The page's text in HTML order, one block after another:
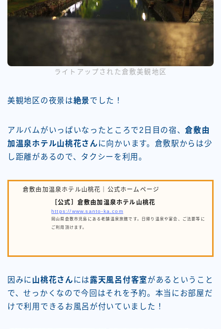
ライトアップされた倉敷美観地区
美観地区の夜景は絶景でした！
アルバムがいっぱいなったところで2日目の宿、倉敷由
加温泉ホテル山桃花さん に向かいます。倉敷駅からは少
し距離があるので、タクシーを利用。
倉敷由加温泉ホテル山桃花｜公式ホームページ
［公式］倉敷由加温泉ホテル山桃花
https://www.santo-ka.com
岡山県倉敷市児島にある老舗温泉旅館です。日帰り温泉や宴会、ご法要等に
ご利用頂けます。
因みに 山桃花さん には露天風呂付客室があるということ
で、せっかくなので今回はそれを予約。本当にお部屋だ
けで利用できるお風呂が付いていました！